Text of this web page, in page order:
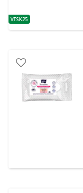
patarimas
VESK25